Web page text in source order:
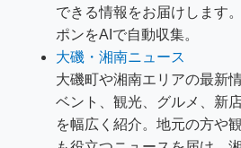
できる情報をお届けします
ポンをAIで自動収集。
大磯・湘南ニュース
大磯町や湘南エリアの最新
ベント、観光、グルメ、新
を幅広く紹介。地元の方や